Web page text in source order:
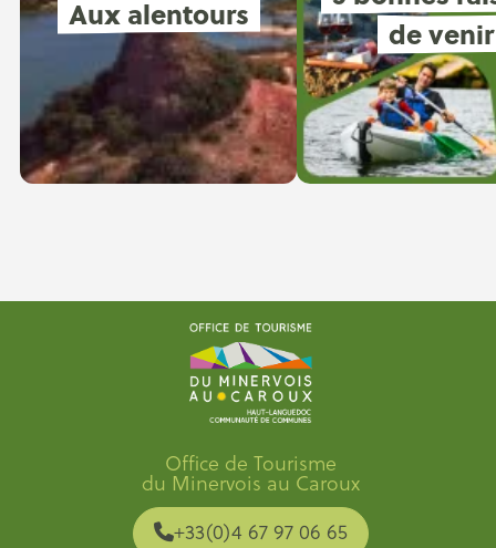
Aux alentours
de venir
Office de Tourisme
du Minervois au Caroux
+33(0)4 67 97 06 65